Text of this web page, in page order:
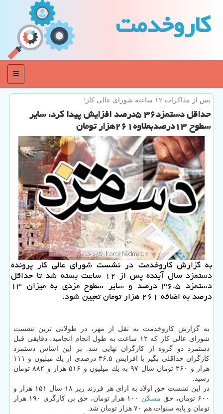
كاروخدمت
منو
پس از مذاكرات ۱۲ ساعته شورای عالی كار؛
حداقل دستمزد۳۶ ۵درصد افزایش پیدا كرد، سایر
سطوح ۱۳درصدبعلاوه۲۶۱هزار تومان
به گزارش كاروخدمت در نشست شورای عالی كار پرونده
دستمزد سال آینده پس از ۱۲ ساعت بسته شد تا حداقل
دستمزد ۳۶.۵ درصد و سایر سطوح مزدی به میزان ۱۳
درصد به اضافه ۲۶۱ هزار تومان تعیین شود.
به گزارش كاروخدمت به نقل از مهر، در طولانی ترین نشست
شورای عالی كار كه ۱۲ ساعت به طول انجام انجامید، دقایقی قبل
دستمزد دو گروه از كارگران نهایی شد. بر این اساس دستمزد
كارگران حداقلی بگیر با افزایش ۳۶.۵ درصدی از یك میلیون و ۱۱۱
هزار و ۲۶۰ تومان سال ۹۷ به یك میلیون و ۵۱۶ هزار و ۸۸۲ تومان
رسید.
در این نشست حق اولاد به ازای هر فرزند زیر ۱۸ سال ۱۵۱ هزار و
۶۰۰ تومان، حق
مسكن
۱۰۰ هزار تومان، حق بن كارگری ۱۹۰ هزار
تومان و پایه سنوات هم ۷۰ هزار تومان شد.